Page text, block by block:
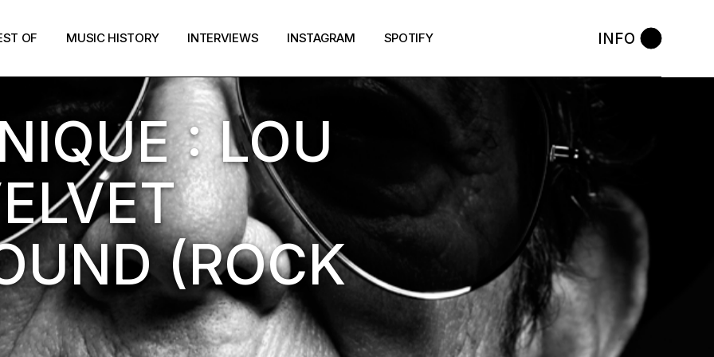
OF MUSIC HISTORY INTERVIEWS INSTAGRAM SPOTIFY INFO
: LOU
(ROCK